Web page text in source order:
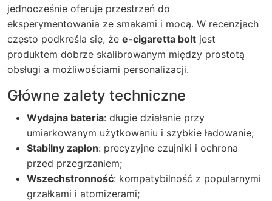
jednocześnie oferuje przestrzeń do
eksperymentowania ze smakami i mocą. W recenzjach
często podkreśla się, że e-cigaretta bolt jest
produktem dobrze skalibrowanym między prostotą
obsługi a możliwościami personalizacji.
Główne zalety techniczne
Wydajna bateria: długie działanie przy
umiarkowanym użytkowaniu i szybkie ładowanie;
Stabilny zapłon: precyzyjne czujniki i ochrona
przed przegrzaniem;
Wszechstronność: kompatybilność z popularnymi
grzałkami i atomizerami;